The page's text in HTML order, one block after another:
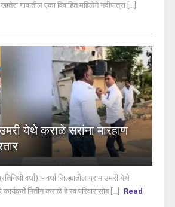
गावातील एका विवाहित महिलेने नदीपात्रा [...]
उमरी येथे कराळे सरांना मारहाण
वर्धा) :- वर्धा जिल्ह्यातील ग्राम उमरी येथे
नितीन कराळे हे स्व परिवारासोब [...]
Read